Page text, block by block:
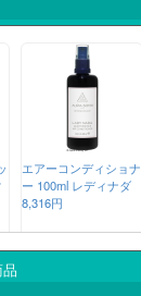
エアーコンディショナ
ー 100ml レディナダ
8,316円